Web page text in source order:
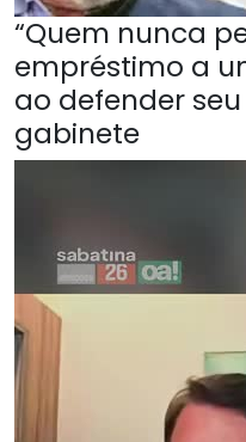
“Quem nunca
empréstimo a
ao defender
gabinete